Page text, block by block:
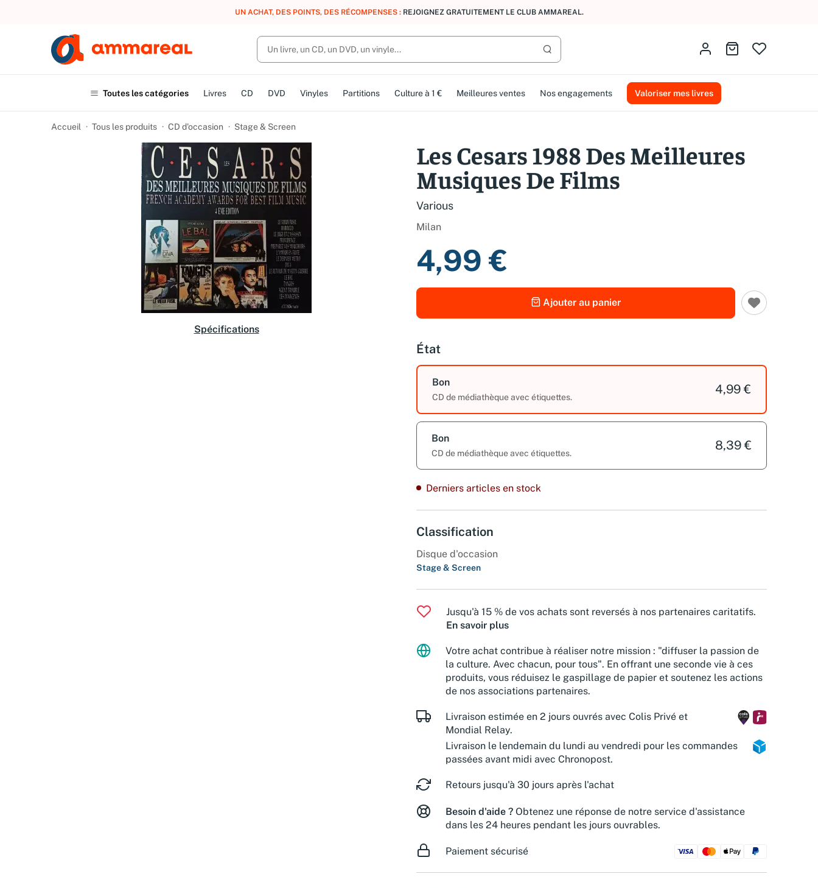
UN ACHAT, DES POINTS, DES RÉCOMPENSES : REJOIGNEZ GRATUITEMENT LE CLUB AMMAREAL.
Lancer la recherche
Identifiez-vousAller au panier
Toutes les catégories Livres CD DVD Vinyles Partitions Culture à 1 € Meilleures ventes Nos engagements Valoriser mes livres
Accueil Tous les produits CD d'occasion Stage & Screen
Spécifications
Les Cesars 1988 Des Meilleures
Musiques De Films
Various
Milan
4,99 €
Ajouter au panier
État
Bon
CD de médiathèque avec étiquettes.
4,99 €
Bon
CD de médiathèque avec étiquettes.
8,39 €
Derniers articles en stock
Classification
Disque d'occasion
Stage & Screen
Jusqu'à 15 % de vos achats sont reversés à nos partenaires caritatifs.
En savoir plus
Votre achat contribue à réaliser notre mission : "diffuser la passion de
la culture. Avec chacun, pour tous". En offrant une seconde vie à ces
produits, vous réduisez le gaspillage de papier et soutenez les actions
de nos associations partenaires.
Livraison estimée en 2 jours ouvrés avec Colis Privé et
Mondial Relay.
Livraison le lendemain du lundi au vendredi pour les commandes
passées avant midi avec Chronopost.
Retours jusqu'à 30 jours après l'achat
Besoin d'aide ? Obtenez une réponse de notre service d'assistance
dans les 24 heures pendant les jours ouvrables.
Paiement sécurisé